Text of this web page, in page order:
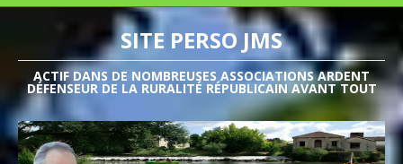
SITE PERSO JMS
ACTIF DANS DE NOMBREUSES ASSOCIATIONS ARDENT
DÉFENSEUR DE LA RURALITÉ RÉPUBLICAIN AVANT TOUT